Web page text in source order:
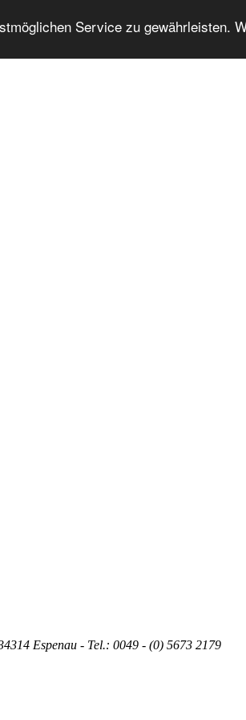
Service zu gewährleisten.
Espenau - Tel.: 0049 - (0) 5673 2179